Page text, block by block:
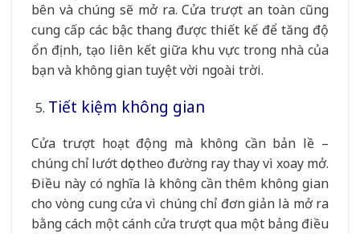
bên và chúng sẽ mở ra. Cửa trượt an toàn cũng
cung cấp các bậc thang được thiết kế để tăng độ
ổn định, tạo liên kết giữa khu vực trong nhà của
bạn và không gian tuyệt vời ngoài trời.
Tiết kiệm không gian
Cửa trượt hoạt động mà không cần bản lề –
chúng chỉ lướt dọc theo đường ray thay vì xoay mở.
Điều này có nghĩa là không cần thêm không gian
cho vòng cung cửa vì chúng chỉ đơn giản là mở ra
bằng cách một cánh cửa trượt qua một bảng điều